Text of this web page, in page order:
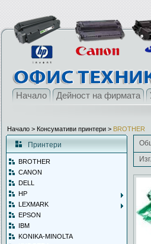
Начало Дейност на фирмата
Начало > Консумативи принтери > BROTHER
Принтери
BROTHER
CANON
DELL
HP
LEXMARK
EPSON
IBM
KONIKA-MINOLTA